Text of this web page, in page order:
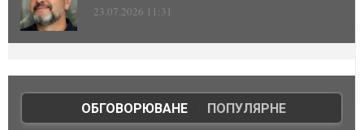
23.07.2026 11:31
ОБГОВОРЮВАНЕ| ПОПУЛЯРНЕ